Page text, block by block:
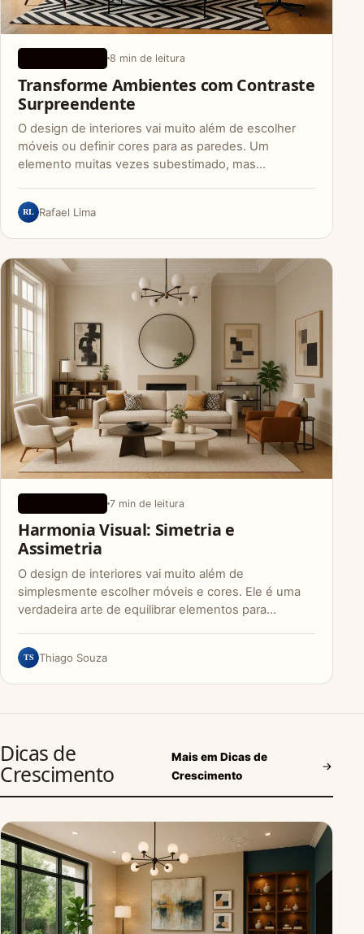
8 min de leitura
Transforme Ambientes com Contraste
Surpreendente
O design de interiores vai muito além de escolher
móveis ou definir cores para as paredes. Um
elemento muitas vezes subestimado, mas…
RL Rafael Lima
7 min de leitura
Harmonia Visual: Simetria e
Assimetria
O design de interiores vai muito além de
simplesmente escolher móveis e cores. Ele é uma
verdadeira arte de equilibrar elementos para…
TS Thiago Souza
Dicas de
Crescimento
Mais em Dicas de
Crescimento